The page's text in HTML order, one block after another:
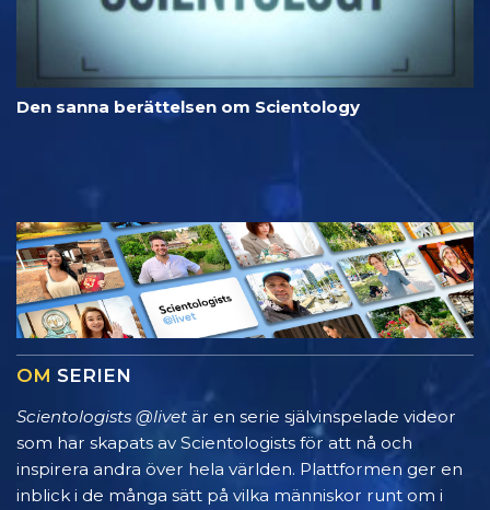
Den sanna berättelsen om Scientology
OM SERIEN
Scientologists @livet är en serie självinspelade videor
som har skapats av Scientologists för att nå och
inspirera andra över hela världen. Plattformen ger en
inblick i de många sätt på vilka människor runt om i